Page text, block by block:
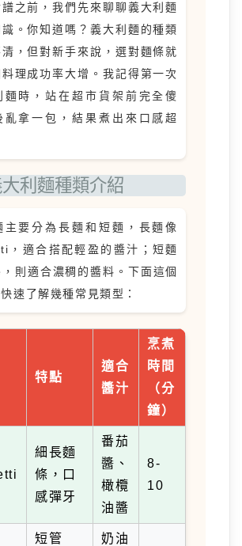
之前，我們先來聊聊義大利麵
。你知道嗎？義大利麵的種類
，但對新手來說，選對麵條就
理成功率大增。我記得第一次
麵時，站在超市貨架前完全傻
亂拿一包，結果煮出來口感超
利麵種類介紹
主要分為長麵和短麵，長麵像
，適合搭配輕盈的醬汁；短麵
則適合濃稠的醬料。下面這個
速了解幾種常見類型：
特點
適合
醬汁
烹煮
時間
（分
鐘）
細長麵
條，口
感彈牙
番茄
醬、
橄欖
油醬
8-
10
短管
奶油